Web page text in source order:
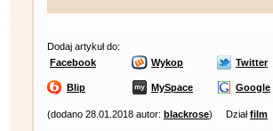
Dodaj artykuł do:
Facebook
Wykop Twitter
Blip MySpace Google
(dodano 28.01.2018 autor: blackrose) Działfilm